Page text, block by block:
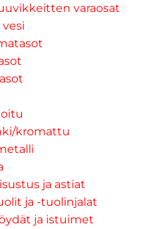
varaosat
vesi
kromattu
ja astiat
ja -tuolinjalat
ja istuimet